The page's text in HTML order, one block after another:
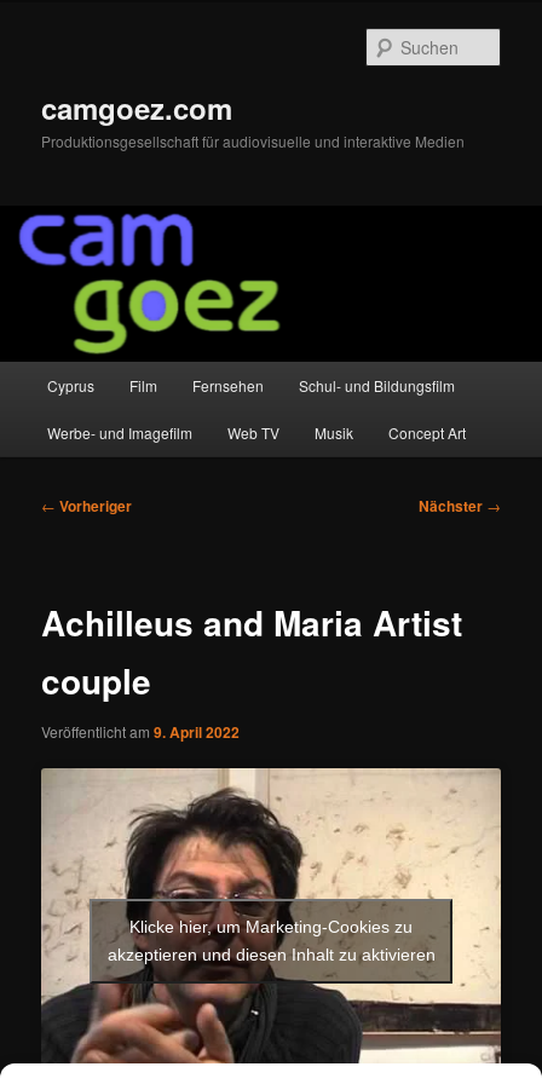
camgoez.com
Produktionsgesellschaft für audiovisuelle und interaktive Medien
Cyprus Film Fernsehen Schul- und Bildungsfilm
Werbe- und Imagefilm Web TV Musik Concept Art
Beitragsnavigation
← Vorheriger Nächster →
Achilleus and Maria Artist
couple
Veröffentlicht am9. April 2022
Klicke hier, um Marketing-Cookies zu
akzeptieren und diesen Inhalt zu aktivieren